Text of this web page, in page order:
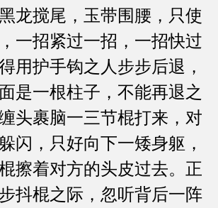
龙搅尾，玉带围腰，只使
一招紧过一招，一招快过
用护手钩之人步步后退，
是一根柱子，不能再退之
头裹脑一三节棍打来，对
闪，只好向下一矮身躯，
擦着对方的头皮过去。正
抖棍之际，忽听背后一阵